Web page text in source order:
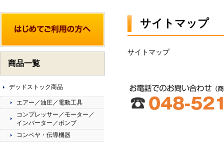
商品一覧
デッドストック商品
エアー／油圧／電動工具
コンプレッサー／モーター／
インバーター／ポンプ
コンベヤ・伝導機器
サイトマップ
サイトマップ
お問い合わせ